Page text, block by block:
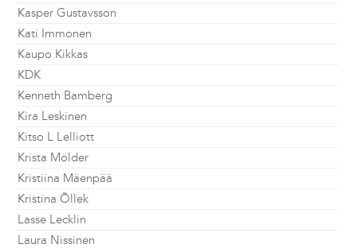
Kasper Gustavsson
Kati Immonen
Kaupo Kikkas
KDK
Kenneth Bamberg
Kira Leskinen
Kitso L Lelliott
Krista Mölder
Kristiina Mäenpää
Kristina Õllek
Lasse Lecklin
Laura Nissinen